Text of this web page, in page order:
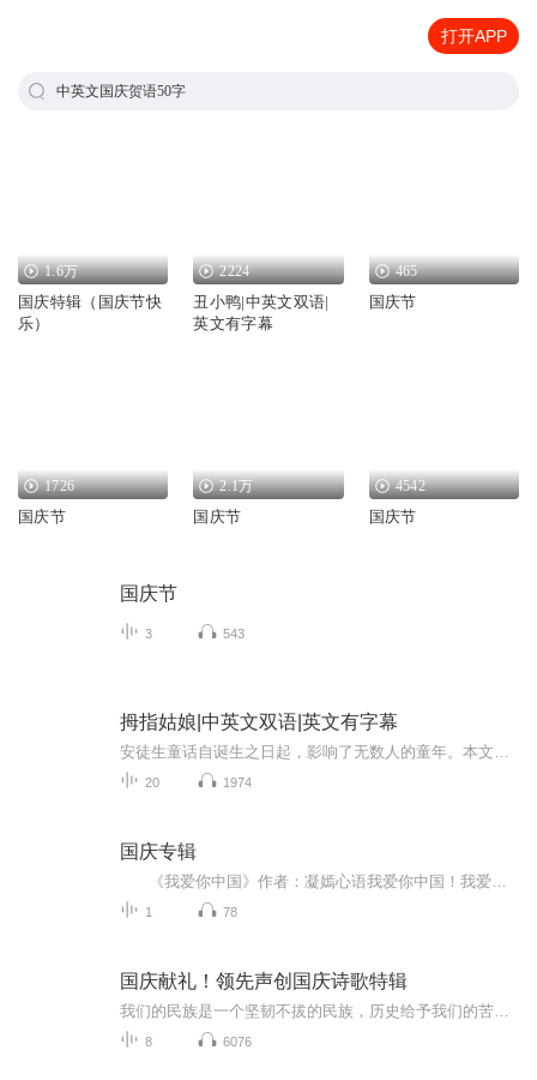
打开APP
中英文国庆贺语50字
1.6万
国庆特辑（国庆节快
乐）
2224
丑小鸭|中英文双语|
英文有字幕
465
国庆节
1726
国庆节
2.1万
国庆节
4542
国庆节
国庆节
3 543
拇指姑娘|中英文双语|英文有字幕
20 1974
国庆专辑
1 78
国庆献礼！领先声创国庆诗歌特辑
8 6076